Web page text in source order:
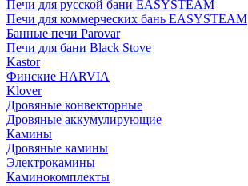
Печи для русской бани EASYSTEAM
Печи для коммерческих бань EASYSTEAM
Банные печи Parovar
Печи для бани Black Stove
Kastor
Финские HARVIA
Klover
Дровяные конвекторные
Дровяные аккумулирующие
Камины
Дровяные камины
Электрокамины
Каминокомплекты